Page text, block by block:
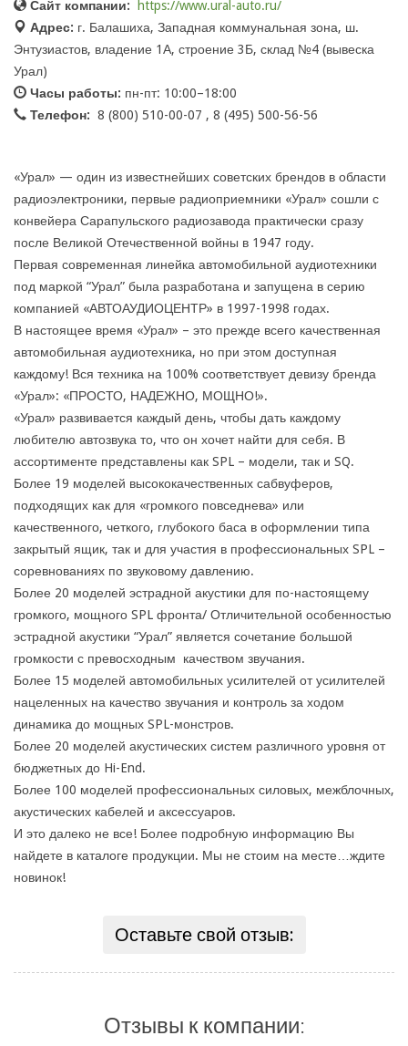
Сайт компании:
https://www.ural-auto.ru/
Адрес: г. Балашиха, Западная коммунальная зона, ш.
Энтузиастов, владение 1А, строение 3Б, склад №4 (вывеска
Урал)
Часы работы: пн-пт: 10:00–18:00
Телефон: 8 (800) 510-00-07 , 8 (495) 500-56-56
«Урал» — один из известнейших советских брендов в области
радиоэлектроники, первые радиоприемники «Урал» сошли с
конвейера Сарапульского радиозавода практически сразу
после Великой Отечественной войны в 1947 году.
Первая современная линейка автомобильной аудиотехники
под маркой “Урал” была разработана и запущена в серию
компанией «АВТОАУДИОЦЕНТР» в 1997-1998 годах.
В настоящее время «Урал» – это прежде всего качественная
автомобильная аудиотехника, но при этом доступная
каждому! Вся техника на 100% соответствует девизу бренда
«Урал»: «ПРОСТО, НАДЕЖНО, МОЩНО!».
«Урал» развивается каждый день, чтобы дать каждому
любителю автозвука то, что он хочет найти для себя. В
ассортименте представлены как SPL – модели, так и SQ.
Более 19 моделей высококачественных сабвуферов,
подходящих как для «громкого повседнева» или
качественного, четкого, глубокого баса в оформлении типа
закрытый ящик, так и для участия в профессиональных SPL –
соревнованиях по звуковому давлению.
Более 20 моделей эстрадной акустики для по-настоящему
громкого, мощного SPL фронта/ Отличительной особенностью
эстрадной акустики “Урал” является сочетание большой
громкости с превосходным качеством звучания.
Более 15 моделей автомобильных усилителей от усилителей
нацеленных на качество звучания и контроль за ходом
динамика до мощных SPL-монстров.
Более 20 моделей акустических систем различного уровня от
бюджетных до Hi-End.
Более 100 моделей профессиональных силовых, межблочных,
акустических кабелей и аксессуаров.
И это далеко не все! Более подробную информацию Вы
найдете в каталоге продукции. Мы не стоим на месте…ждите
новинок!
Оставьте свой отзыв:
Отзывы к компании: